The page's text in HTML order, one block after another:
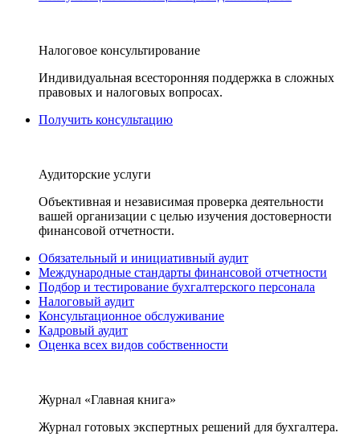
Налоговое консультирование
Индивидуальная всесторонняя поддержка в сложных
правовых и налоговых вопросах.
Получить консультацию
Аудиторские услуги
Объективная и независимая проверка деятельности
вашей организации с целью изучения достоверности
финансовой отчетности.
Обязательный и инициативный аудит
Международные стандарты финансовой отчетности
Подбор и тестирование бухгалтерского персонала
Налоговый аудит
Консультационное обслуживание
Кадровый аудит
Оценка всех видов собственности
Журнал «Главная книга»
Журнал готовых экспертных решений для бухгалтера.